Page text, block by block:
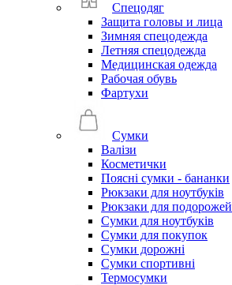
Спецодяг
Защита головы и лица
Зимняя спецодежда
Летняя спецодежда
Медицинская одежда
Рабочая обувь
Фартухи
Сумки
Валізи
Косметички
Поясні сумки - бананки
Рюкзаки для ноутбуків
Рюкзаки для подорожей
Сумки для ноутбуків
Сумки для покупок
Сумки дорожні
Сумки спортивні
Термосумки